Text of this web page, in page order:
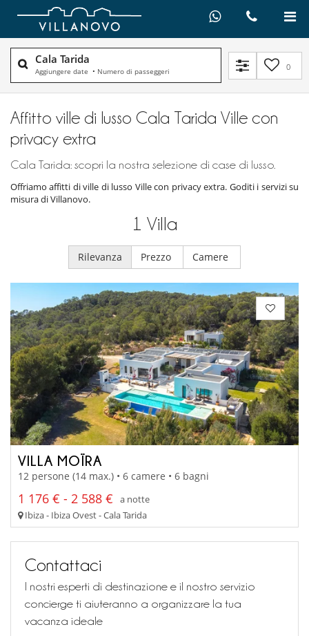
Cala Tarida
Aggiungere date • Numero di passeggeri 0
Affitto ville di lusso Cala Tarida Ville con
privacy extra
Cala Tarida: scopri la nostra selezione di case di lusso.
Offriamo affitti di ville di lusso Ville con privacy extra. Goditi i servizi su
misura di Villanovo.
1 Villa
Rilevanza Prezzo Camere
VILLA MOÏRA
12 persone (14 max.) • 6 camere • 6 bagni
1 176 € - 2 588 €
a notte
Ibiza - Ibiza Ovest - Cala Tarida
Contattaci
I nostri esperti di destinazione e il nostro servizio
concierge ti aiuteranno a organizzare la tua
vacanza ideale